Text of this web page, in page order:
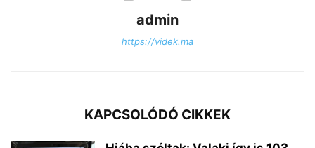
admin
https://videk.ma
KAPCSOLÓDÓ CIKKEK